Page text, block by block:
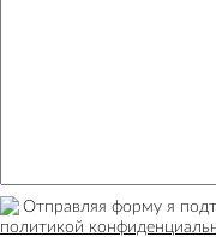
Отправляя форму я
политикой